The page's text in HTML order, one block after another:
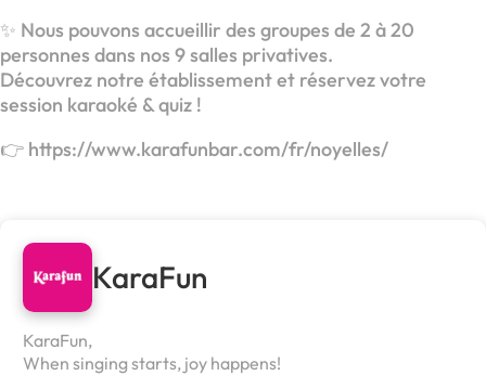
✨ Nous pouvons accueillir des groupes de 2 à 20
personnes dans nos 9 salles privatives.
Découvrez notre établissement et réservez votre
session karaoké & quiz !
👉 https://www.karafunbar.com/fr/noyelles/
KaraFun
KaraFun,
When singing starts, joy happens!